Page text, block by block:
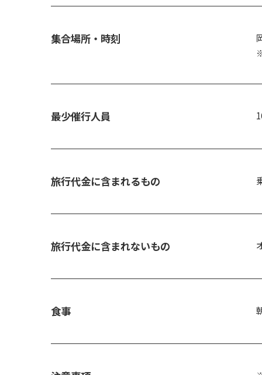
集合場所・時刻
最少催行人員
旅行代金に含まれるもの
旅行代金に含まれないもの
食事